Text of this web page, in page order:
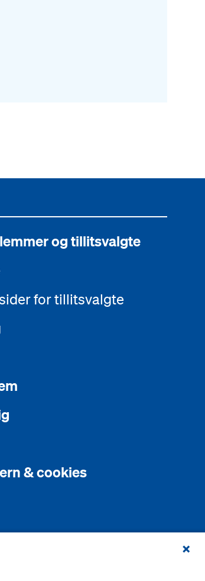
og tillitsvalgte
for tillitsvalgte
& cookies